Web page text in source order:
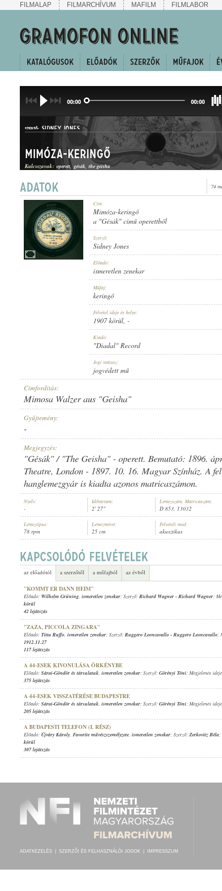
FILMALAP FILMARCHÍVUM MAFILM FILMLABOR
00:00 00:00
ELŐADÓ: ISMERETLEN ZENEKAR
SZERZŐ: SIDNEY JONES
KERINGŐ
1907 KÖRÜL
Mimóza-keringő
Kulcsszavak: operett gésák the geisha
74
Cím:
Mimóza-keringő
a "Gésák" című operettből
Szerző:
Sidney Jones
Előadó:
ismeretlen zenekar
Műfaj:
keringő
Felvétel ideje és helye:
1907 körül, -
Kiadó:
"Diadal" Record
Jogi státusz:
jogvédett mű
Címfordítás:
Mimosa Walzer aus "Geisha"
Gyűjtemény:
-
Megjegyzés:
"Gésák" / "The Geisha" - operett. Bemutató: 1896.
Theatre, London - 1897. 10. 16. Magyar Színház. A
hanglemezgyár is kiadta azonos matricaszámon.
Nyelv:
-
Időtartam:
2' 27"
Lemezszám, Matricaszám:
D 853, 13032
Lemeztípus:
78 rpm
Lemezméret:
25 cm
Felvételi mód:
akusztikus
az előadótól a szerzőtől a műfajból az évből
"KOMMT ER DANN HEIM"
Előadó: Wilhelm Grüning, ismeretlen zenekar; Szerző: Richard Wagner - Richard Wagner;
körül
42 lejátszás
"ZAZA, PICCOLA ZINGARA"
Előadó: Titta Ruffo, ismeretlen zenekar; Szerző: Ruggero Leoncavallo - Ruggero Leoncavallo;
1912.11.27
117 lejátszás
A 44-ESEK KIVONULÁSA ÖRKÉNYBE
Előadó: Sárai-Göndör és társulatuk, ismeretlen zenekar; Szerző: Görényi Tóni; Megjelenés
375 lejátszás
A 44-ESEK VISSZATÉRÉSE BUDAPESTRE
Előadó: Sárai-Göndör és társulatuk, ismeretlen zenekar; Szerző: Görényi Tóni; Megjelenés
205 lejátszás
A BUDAPESTI TELEFON (I. RÉSZ)
Előadó: Újváry Károly, Favorite művészszemélyzete, ismeretlen zenekar; Szerző: Zerkovitz Béla;
körül
307 lejátszás
ADATKEZELÉS SZERZŐI ÉS FELHASZNÁLÓI JOGOK IMPRESSZUM